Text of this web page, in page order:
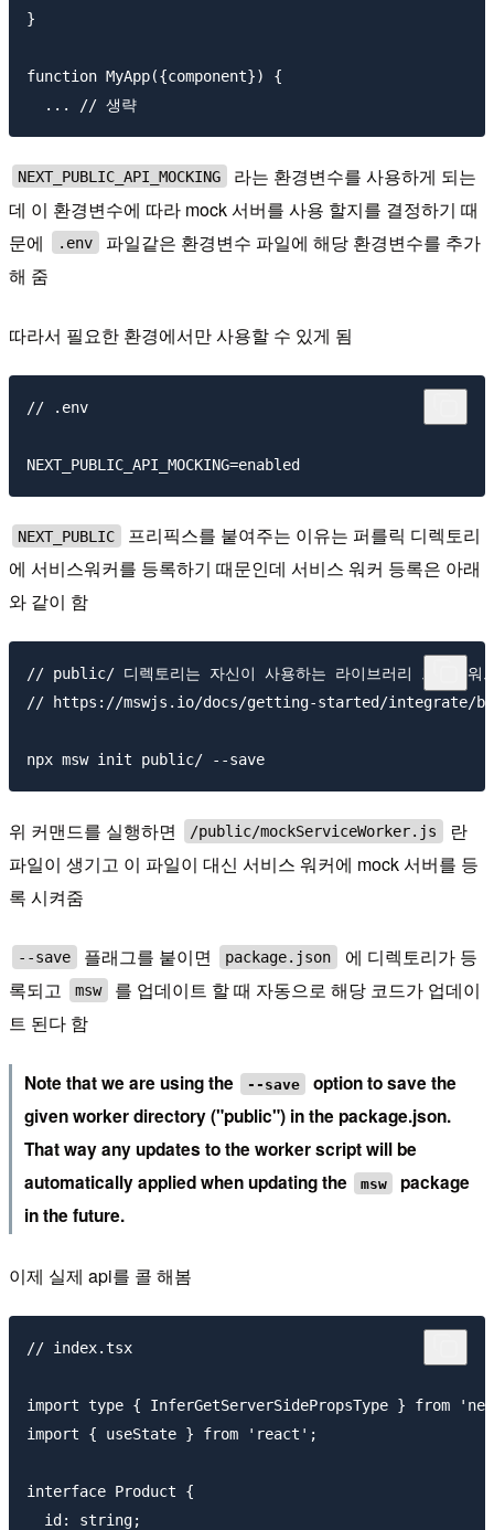
}
function MyApp({component}) {
NEXT_PUBLIC_API_MOCKING
라는 환경변수를 사용하게 되는
데 이 환경변수에 따라 mock 서버를 사용 할지를 결정하기 때
문에
.env
파일같은 환경변수 파일에 해당 환경변수를 추가
해 줌
따라서 필요한 환경에서만 사용할 수 있게 됨
// .env
NEXT_PUBLIC
프리픽스를 붙여주는 이유는 퍼를릭 디렉토리
에 서비스워커를 등록하기 때문인데 서비스 워커 등록은 아래
와 같이 함
// public/ 디렉토리는 자신이 사용하는 라이브러리 프레임워
// https://mswjs.io/docs/getting-started/integrate/
위 커맨드를 실행하면 /public/mockServiceWorker.js
란
파일이 생기고 이 파일이 대신 서비스 워커에 mock 서버를 등
록 시켜줌
--save 플래그를 붙이면 package.json
에 디렉토리가 등
록되고
msw
를 업데이트 할 때 자동으로 해당 코드가 업데이
트 된다 함
Note that we are using the --save
option to save the
given worker directory ("public") in the package.json.
That way any updates to the worker script will be
automatically applied when updating the
msw
package
in the future.
이제 실제 api를 콜 해봄
// index.tsx
import type { InferGetServerSidePropsType } from
import { useState } from 'react';
interface Product {
  id: string;